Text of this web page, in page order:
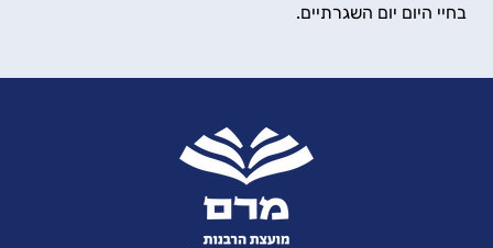
בחיי היום יום השגרתיים.